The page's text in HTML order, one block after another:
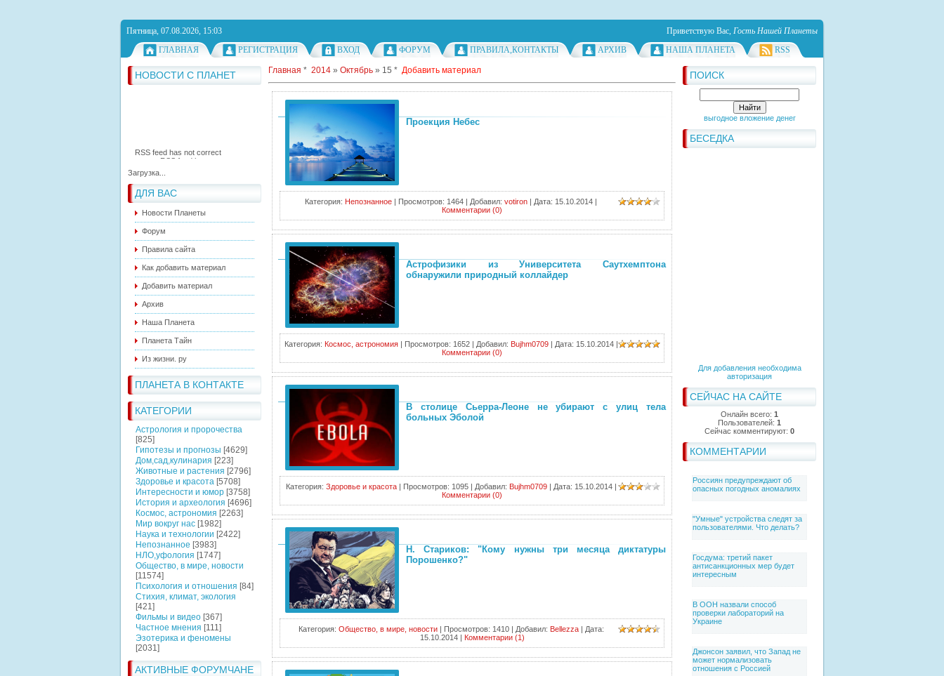
Пятница, 07.08.2026, 15:03 Приветствую Вас, Гость Нашей Планеты
ГЛАВНАЯ
РЕГИСТРАЦИЯ ВХОД ФОРУМ ПРАВИЛА,КОНТАКТЫ АРХИВ НАША ПЛАНЕТА RSS
НОВОСТИ С ПЛАНЕТ
RSS feed has not correct
syntax.RSS feed has not correct
syntax.RSS feed has not correct
Загрузка...
ДЛЯ ВАС
Новости Планеты
Форум
Правила сайта
Как добавить материал
Добавить материал
Архив
Наша Планета
Планета Тайн
Из жизни. ру
ПЛАНЕТА В КОНТАКТЕ
КАТЕГОРИИ
Астрология и пророчества
[825]
Гипотезы и прогнозы [4629]
Дом,сад,кулинария [223]
Животные и растения [2796]
Здоровье и красота [5708]
Интересности и юмор [3758]
История и археология [4696]
Космос, астрономия [2263]
Мир вокруг нас [1982]
Наука и технологии [2422]
Непознанное [3983]
НЛО,уфология [1747]
Общество, в мире, новости
[11574]
Психология и отношения [84]
Стихия, климат, экология
[421]
Фильмы и видео [367]
Частное мнения [111]
Эзотерика и феномены
[2031]
АКТИВНЫЕ ФОРУМЧАНЕ
ПОИСК
выгодное вложение денег
БЕСЕДКА
Для добавления необходима
авторизация
СЕЙЧАС НА САЙТЕ
Онлайн всего: 1
Пользователей: 1
Сейчас комментируют: 0
КОММЕНТАРИИ
Россиян предупреждают об
опасных погодных аномалиях
"Умные" устройства следят за
пользователями. Что делать?
Госдума: третий пакет
антисанкционных мер будет
интересным
В ООН назвали способ
проверки лабораторий на
Украине
Джонсон заявил, что Запад не
может нормализовать
отношения с Россией
Главная * 2014 » Октябрь » 15 * Добавить материал
Проекция Небес
Категория: Непознанное | Просмотров: 1464 | Добавил: votiron | Дата: 15.10.2014 |
Комментарии (0)
Астрофизики из Университета Саутхемптона
обнаружили природный коллайдер
Категория: Космос, астрономия| Просмотров: 1652 | Добавил: Bujhm0709| Дата: 15.10.2014 |
Комментарии (0)
В столице Сьерра-Леоне не убирают с улиц тела
больных Эболой
Категория: Здоровье и красота| Просмотров: 1095 | Добавил: Bujhm0709| Дата: 15.10.2014 |
Комментарии (0)
Н. Стариков: "Кому нужны три месяца диктатуры
Порошенко?"
Категория: Общество, в мире, новости| Просмотров: 1410 | Добавил: Bellezza| Дата:
15.10.2014 | Комментарии (1)